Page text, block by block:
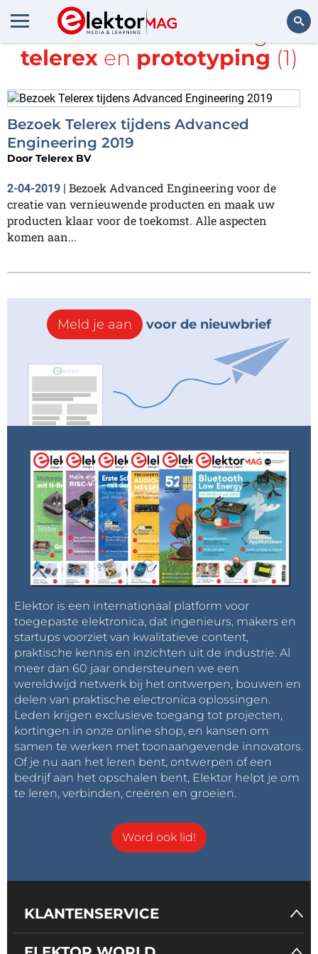
Zoeken
Alle items met de tags
telerexen prototyping (1)
Bezoek Telerex tijdens Advanced
Engineering 2019
Door Telerex BV
2-04-2019 | Bezoek Advanced Engineering voor de
creatie van vernieuwende producten en maak uw
producten klaar voor de toekomst. Alle aspecten
komen aan...
Meld je aan voor de nieuwbrief
Elektor is een internationaal platform voor
toegepaste elektronica, dat ingenieurs, makers en
startups voorziet van kwalitatieve content,
praktische kennis en inzichten uit de industrie. Al
meer dan 60 jaar ondersteunen we een
wereldwijd netwerk bij het ontwerpen, bouwen en
delen van praktische electronica oplossingen.
Leden krijgen exclusieve toegang tot projecten,
kortingen in onze online shop, en kansen om
samen te werken met toonaangevende innovators.
Of je nu aan het leren bent, ontwerpen of een
bedrijf aan het opschalen bent, Elektor helpt je om
te leren, verbinden, creëren en groeien.
Word ook lid!
KLANTENSERVICE